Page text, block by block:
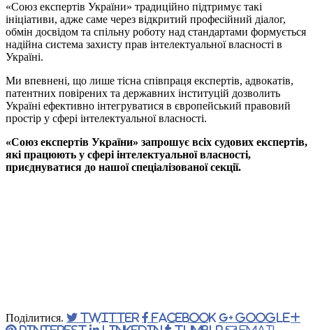
«Союз експертів України» традиційно підтримує такі
ініціативи, адже саме через відкритий професійний діалог,
обмін досвідом та спільну роботу над стандартами формується
надійна система захисту прав інтелектуальної власності в
Україні.
Ми впевнені, що лише тісна співпраця експертів, адвокатів,
патентних повірених та державних інституцій дозволить
Україні ефективно інтегруватися в європейський правовий
простір у сфері інтелектуальної власності.
«Союз експертів України» запрошує всіх судових експертів,
які працюють у сфері інтелектуальної власності,
приєднуватися до нашої спеціалізованої секції.
Поділитися. Twitter Facebook
Google+